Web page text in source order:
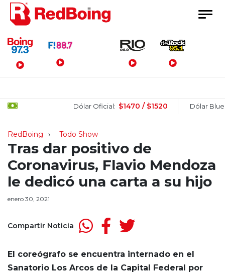
Menú Principal
Dólar Oficial: $1470 / $1520 Dólar Blue:
RedBoing Todo Show
Tras dar positivo de
Coronavirus, Flavio Mendoza
le dedicó una carta a su hijo
enero 30, 2021
Compartir Noticia
El coreógrafo se encuentra internado en el
Sanatorio Los Arcos de la Capital Federal por